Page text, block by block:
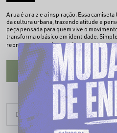
A rua é a raiz e a inspiração. Essa
da cultura urbana, trazendo atitude e
peça pensada para quem vive o
transforma o básico em identidade.
representa a rua.Ler mais
CADASTRE-SE